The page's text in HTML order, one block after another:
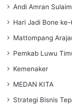
Andi Amran
Hari Jadi Bone
Mattompang
Pemkab Luwu
Kemenaker
MEDAN KITA
Strategi Bisnis